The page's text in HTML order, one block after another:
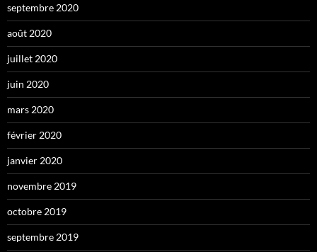
septembre 2020
août 2020
juillet 2020
juin 2020
mars 2020
février 2020
janvier 2020
novembre 2019
octobre 2019
septembre 2019